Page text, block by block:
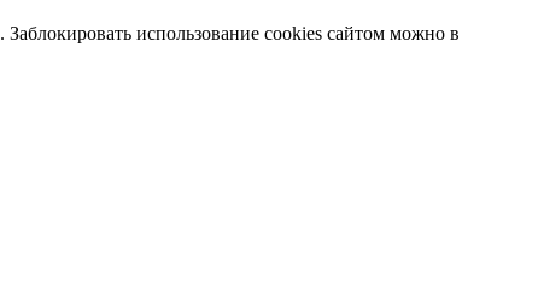
. Заблокировать использование cookies сайтом можно в